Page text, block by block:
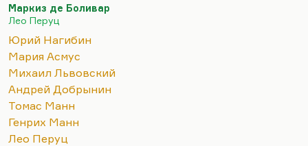
Маркиз де Боливар
Лео Перуц
Юрий Нагибин
Мария Асмус
Михаил Львовский
Андрей Добрынин
Томас Манн
Генрих Манн
Лео Перуц